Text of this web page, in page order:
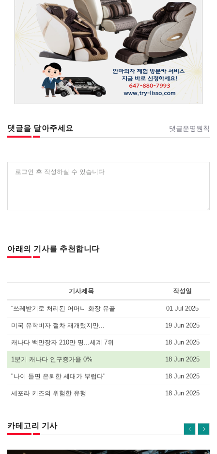
댓글을 달아주세요 댓글운영원칙
로그인 후 작성하실 수 있습니다
아래의 기사를 추천합니다
기사제목 작성일
“쓰레받기로 처리된 어머니 화장 유골” 01 Jul 2025
미국 유학비자 절차 재개됐지만... 19 Jun 2025
캐나다 백만장자 210만 명...세계 7위 18 Jun 2025
1분기 캐나다 인구증가율 0% 18 Jun 2025
"나이 들면 은퇴한 세대가 부럽다" 18 Jun 2025
세포라 키즈의 위험한 유행 18 Jun 2025
카테고리 기사